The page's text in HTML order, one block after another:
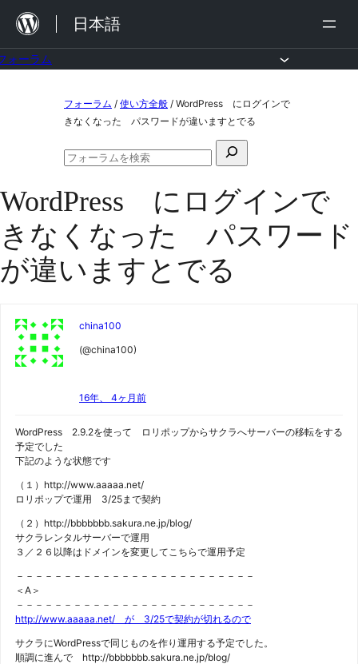
を
日本語
ォーラム
ツ
ス
キ
ッ
フォーラム / 使い方全般 / WordPress にログインで
きなくなった パスワードが違いますとでる
検
対
象:
フ
ー
ム
の
WordPress にログインで
きなくなった パスワード
が違いますとでる
china100
(@china100)
16年、 4ヶ月前
WordPress 2.9.2を使って ロリポップからサクラへサーバーの移転をする
予定でした
下記のような状態です
（１）http://www.aaaaa.net/
ロリポップで運用 3/25まで契約
（２）http://bbbbbbb.sakura.ne.jp/blog/
サクラレンタルサーバーで運用
３／２６以降はドメインを変更してこちらで運用予定
－－－－－－－－－－－－－－－－－－－－－－－－－
＜A＞
－－－－－－－－－－－－－－－－－－－－－－－－－
http://www.aaaaa.net/ が 3/25で契約が切れるので
サクラにWordPressで同じものを作り運用する予定でした。
順調に進んで http://bbbbbbb.sakura.ne.jp/blog/